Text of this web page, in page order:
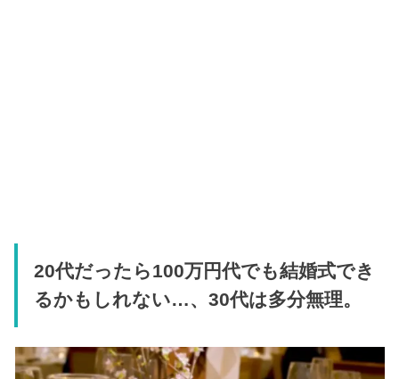
20代だったら100万円代でも結婚式でき
るかもしれない…、30代は多分無理。